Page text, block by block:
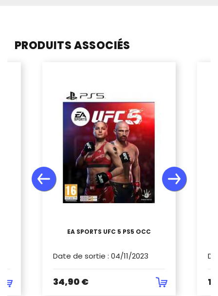
PRODUITS ASSOCIÉS
EA SPORTS UFC 5 PS5 OCC
Date de sortie : 04/11/2023
34,90 €